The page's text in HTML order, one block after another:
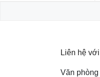
Liên hệ
Văn phòng